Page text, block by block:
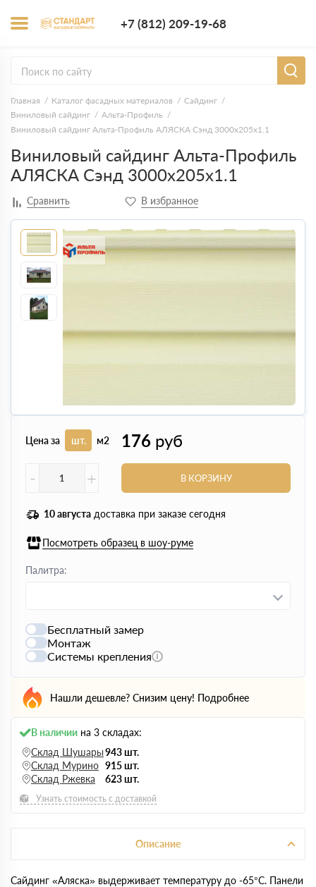
+7 (812) 209-19-68
Главная Каталог фасадных материалов
Сайдинг
Виниловый сайдинг
Альта-Профиль
Виниловый сайдинг Альта-Профиль АЛЯСКА Сэнд 3000x205x1.1
Виниловый сайдинг Альта-Профиль
АЛЯСКА Сэнд 3000x205x1.1
Цена за шт. м2 176 руб
-
+ В КОРЗИНУ
10 августа доставка при заказе сегодня
Посмотреть образец в шоу-руме
Палитра:
Бесплатный замер
Монтаж
Системы крепления
Нашли дешевле? Снизим цену! Подробнее
В наличии на 3 складах:
Склад Шушары943 шт.
Склад Мурино 915 шт.
Склад Ржевка
623 шт.
Узнать стоимость с доставкой
Описание
Сайдинг «Аляска» выдерживает температуру до -65°С. Панели